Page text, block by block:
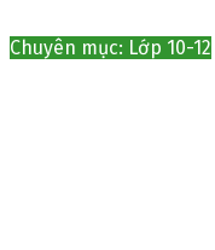
Chuyên mục: Lớp 10-12